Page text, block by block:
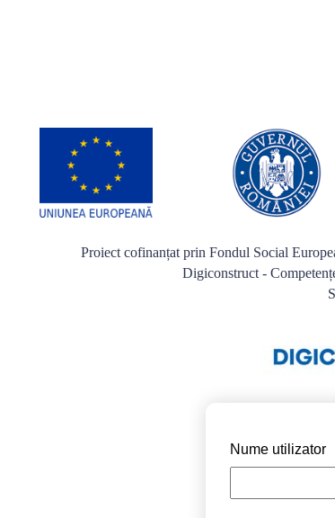
Proiect cofinanțat prin Fondul Social
Digiconstruct -
Nume utilizator